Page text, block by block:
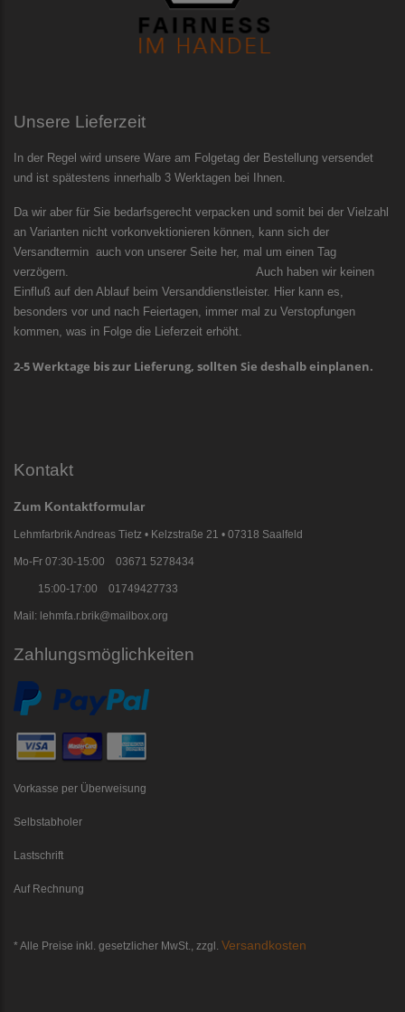
Unsere Lieferzeit
In der Regel wird unsere Ware am Folgetag der Bestellung versendet
und ist spätestens innerhalb 3 Werktagen bei Ihnen.
Da wir aber für Sie bedarfsgerecht verpacken und somit bei der Vielzahl
an Varianten nicht vorkonvektionieren können, kann sich der
Versandtermin auch von unserer Seite her, mal um einen Tag
verzögern. Auch haben wir keinen
Einfluß auf den Ablauf beim Versanddienstleister. Hier kann es,
besonders vor und nach Feiertagen, immer mal zu Verstopfungen
kommen, was in Folge die Lieferzeit erhöht.
2-5 Werktage bis zur Lieferung, sollten Sie deshalb einplanen.
Kontakt
Zum Kontaktformular
Lehmfarbrik Andreas Tietz • Kelzstraße 21 • 07318 Saalfeld
Mo-Fr 07:30-15:00 03671 5278434
15:00-17:00 01749427733
Mail: lehmfa.r.brik@mailbox.org
Zahlungsmöglichkeiten
Vorkasse per Überweisung
Selbstabholer
Lastschrift
Auf Rechnung
* Alle Preise inkl. gesetzlicher MwSt., zzgl. Versandkosten